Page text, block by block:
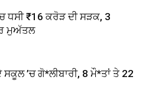
ਧਸੀ ₹16 ਕਰੋੜ ਦੀ ਸੜਕ, 3
ਮੁਅੱਤਲ
’ਚ ਗੋ*ਲੀਬਾਰੀ, 8 ਮੌ*ਤਾਂ ਤੇ 22